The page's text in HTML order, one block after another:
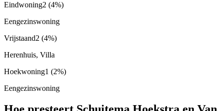
Eindwoning2 (4%)
Eengezinswoning
Vrijstaand2 (4%)
Herenhuis, Villa
Hoekwoning1 (2%)
Eengezinswoning